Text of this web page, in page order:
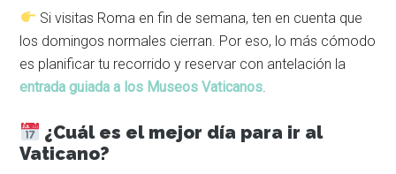
Si visitas Roma en fin de semana, ten en cuenta que
los domingos normales cierran. Por eso, lo más cómodo
es planificar tu recorrido y reservar con antelación la
entrada guiada a los Museos Vaticanos
¿Cuál es el mejor día para ir al
Vaticano?